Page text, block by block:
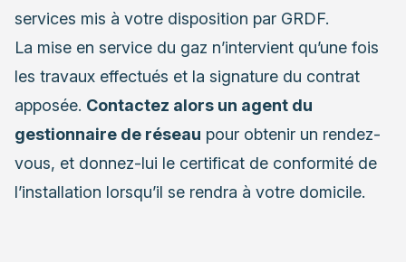
services mis à votre disposition par GRDF.
La mise en service du gaz n’intervient qu’une fois
les travaux effectués et la signature du contrat
apposée. Contactez alors un agent du
gestionnaire de réseau pour obtenir un rendez-
vous, et donnez-lui le certificat de conformité de
l’installation lorsqu’il se rendra à votre domicile.